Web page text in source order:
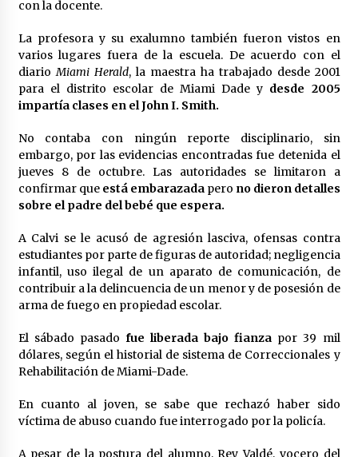
con la docente.
La profesora y su exalumno también fueron vistos en
varios lugares fuera de la escuela. De acuerdo con el
diarioMiami Herald, la maestra ha trabajado desde 2001
para el distrito escolar de Miami Dade y desde 2005
impartía clases en el John I. Smith.
No contaba con ningún reporte disciplinario, sin
embargo, por las evidencias encontradas fue detenida el
jueves 8 de octubre. Las autoridades se limitaron a
confirmar que está embarazadapero no dieron detalles
sobre el padre del bebé que espera.
A Calvi se le acusó de agresión lasciva, ofensas contra
estudiantes por parte de figuras de autoridad; negligencia
infantil, uso ilegal de un aparato de comunicación, de
contribuir a la delincuencia de un menor y de posesión de
arma de fuego en propiedad escolar.
El sábado pasado fue liberada bajo fianza por 39 mil
dólares, según el historial de sistema de Correccionales y
Rehabilitación de Miami-Dade.
En cuanto al joven, se sabe que rechazó haber sido
víctima de abuso cuando fue interrogado por la policía.
A pesar de la postura del alumno, Rey Valdé, vocero del